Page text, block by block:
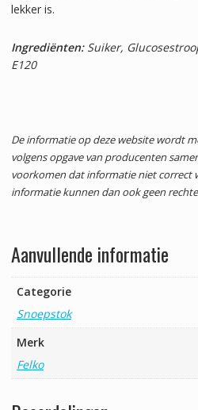
lekker is.
Ingrediënten:Suiker,
E120
De informatie op deze website wordt
volgens opgave van producenten
voorkomen dat informatie niet correct
informatie kunnen dan ook geen
Aanvullende informatie
Categorie
Snoepstok
Merk
Felko